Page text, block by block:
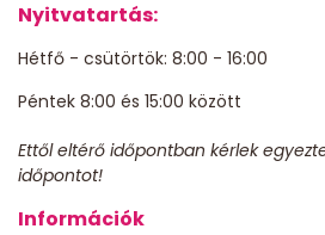
Nyitvatartás:
Hétfő - csütörtök: 8:00 - 16:00
Péntek 8:00 és 15:00 között
Ettől eltérő időpontban kérlek
időpontot!
Információk